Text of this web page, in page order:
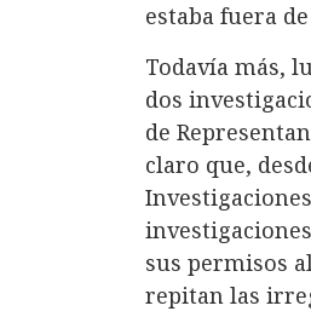
estaba fuera
Todavía más,
dos
de
claro que,
sus permisos
repitan las